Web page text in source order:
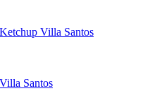
Villa Santos
Santos